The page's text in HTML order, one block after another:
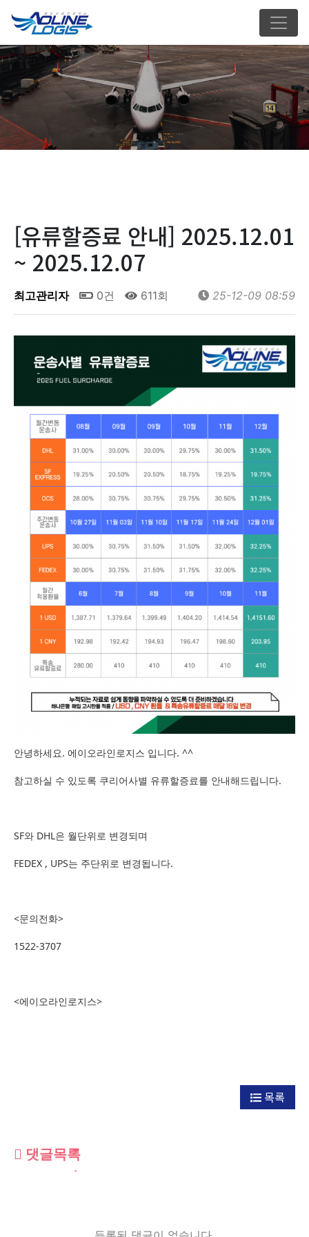
[유류할증료 안내] 2025.12.01
~ 2025.12.07
최고관리자 0건 611회 25-12-09 08:59
안녕하세요. 에이오라인로지스 입니다. ^^
참고하실 수 있도록 쿠리어사별 유류할증료를 안내해드립니다.
SF와 DHL은 월단위로 변경되며
FEDEX , UPS는 주단위로 변경됩니다.
<문의전화>
1522-3707
<에이오라인로지스>
목록
댓글목록